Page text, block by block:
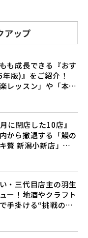
アップ
も成長できる『おす
版)』をご紹介！
レッスン」や「本格
しい自分を見つけよ
に閉店した10店』
から撤退する「鰻の
贅 新潟小新店」が
・三代目店主の羽生
ー！地酒やクラフト
手掛ける“挑戦の歴